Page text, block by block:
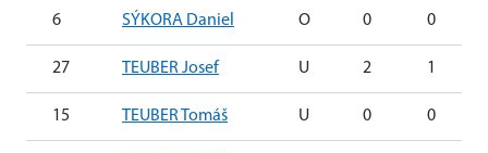
6 SÝKORA Daniel O 0 0
27 TEUBER Josef U 2 1
15 TEUBER Tomáš U 0 0